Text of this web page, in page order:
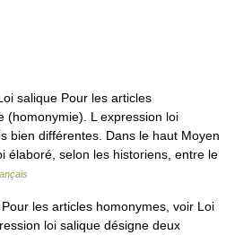
salique Pour les articles
(homonymie). L expression loi
bien différentes. Dans le haut Moyen
élaboré, selon les historiens, entre le
les articles homonymes, voir Loi
loi salique désigne deux